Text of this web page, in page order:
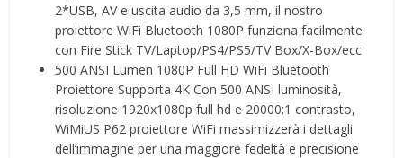
2*USB, AV e uscita audio da 3,5 mm, il nostro
proiettore WiFi Bluetooth 1080P funziona facilmente
con Fire Stick TV/Laptop/PS4/PS5/TV Box/X-Box/ecc
500 ANSI Lumen 1080P Full HD WiFi Bluetooth
Proiettore Supporta 4K Con 500 ANSI luminosità,
risoluzione 1920x1080p full hd e 20000:1 contrasto,
WiMiUS P62 proiettore WiFi massimizzerà i dettagli
dell’immagine per una maggiore fedeltà e precisione